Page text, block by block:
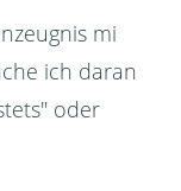
mi
ich daran
oder